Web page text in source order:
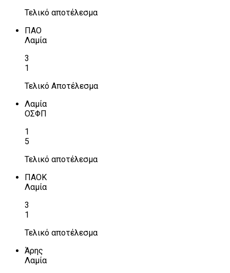
Τελικό αποτέλεσμα
ΠΑΟ
Λαμία
3
1
Τελικό Αποτέλεσμα
Λαμία
ΟΣΦΠ
1
5
Τελικό αποτέλεσμα
ΠΑΟΚ
Λαμία
3
1
Τελικό αποτέλεσμα
Άρης
Λαμία